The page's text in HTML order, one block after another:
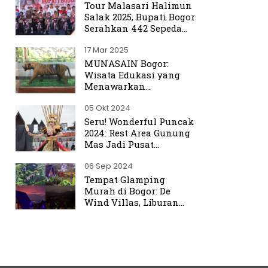
Tour Malasari Halimun
Salak 2025, Bupati Bogor
Serahkan 442 Sepeda
17 Mar 2025
MUNASAIN Bogor:
Wisata Edukasi yang
Menawarkan
dari Kebun Raya Bogor
05 Okt 2024
Seru! Wonderful Puncak
2024: Rest Area Gunung
Mas Jadi Pusat
06 Sep 2024
Tempat Glamping
Murah di Bogor: De
Wind Villas, Liburan